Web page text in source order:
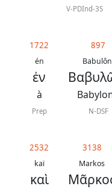
V-PDInd-3S
1722
én
ἐν
à
Prep
897
N-DSF
2532
kaï
καὶ
3138
Markos
chapitre
Bible
Traduction